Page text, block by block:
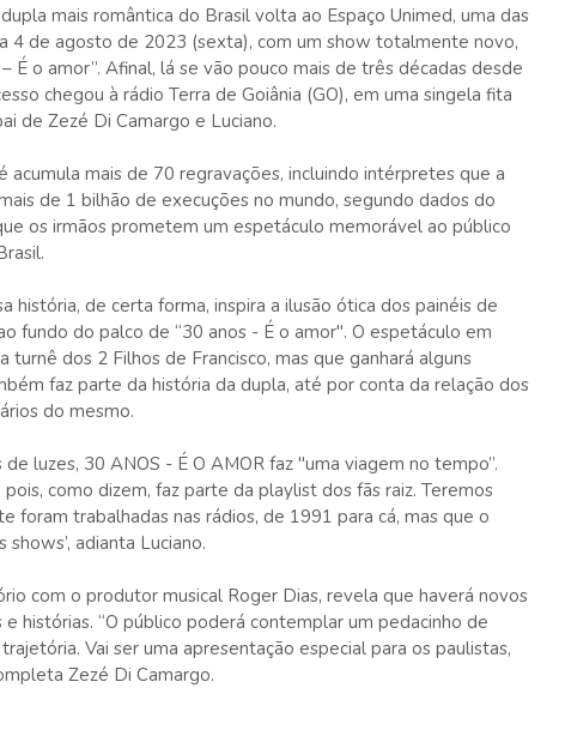
mais romântica do Brasil volta ao Espaço Unimed, uma das
4 de agosto de 2023 (sexta), com um show totalmente novo,
É o amor”. Afinal, lá se vão pouco mais de três décadas desde
chegou à rádio Terra de Goiânia (GO), em uma singela fita
de Zezé Di Camargo e Luciano.
acumula mais de 70 regravações, incluindo intérpretes que a
de 1 bilhão de execuções no mundo, segundo dados do
os irmãos prometem um espetáculo memorável ao público
história, de certa forma, inspira a ilusão ótica dos painéis de
fundo do palco de “30 anos - É o amor". O espetáculo em
dos 2 Filhos de Francisco, mas que ganhará alguns
faz parte da história da dupla, até por conta da relação dos
do mesmo.
luzes, 30 ANOS - É O AMOR faz "uma viagem no tempo”.
pois, como dizem, faz parte da playlist dos fãs raiz. Teremos
foram trabalhadas nas rádios, de 1991 para cá, mas que o
adianta Luciano.
com o produtor musical Roger Dias, revela que haverá novos
histórias. “O público poderá contemplar um pedacinho de
Vai ser uma apresentação especial para os paulistas,
Zezé Di Camargo.